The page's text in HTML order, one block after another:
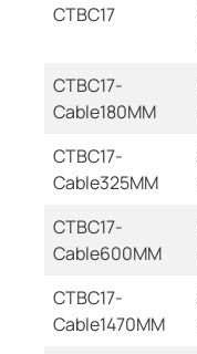
CTBC17
CTBC17-
Cable180MM
CTBC17-
Cable325MM
CTBC17-
Cable600MM
CTBC17-
Cable1470MM